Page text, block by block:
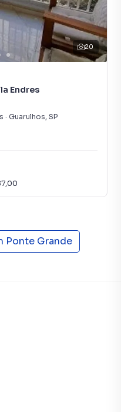
focada em produzir
o que aumenta
e tendo como
de vender ou alugar seu
com um time de
e uma central de
proprietários e
20
Endres
· Guarulhos, SP
Ponte Grande